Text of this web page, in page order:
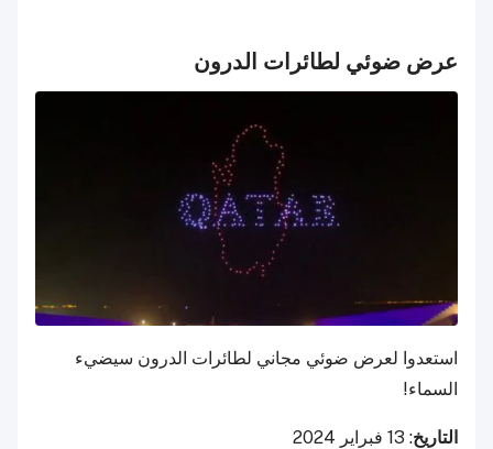
عرض ضوئي لطائرات الدرون
استعدوا لعرض ضوئي مجاني لطائرات الدرون سيضيء
السماء!
التاريخ: 13 فبراير 2024